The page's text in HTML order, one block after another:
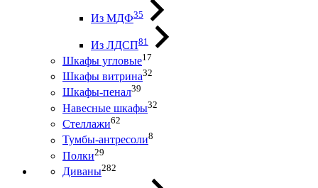
Из МДФ35
Из ЛДСП81
Шкафы угловые17
Шкафы витрина32
Шкафы-пенал39
Навесные шкафы32
Стеллажи62
Тумбы-антресоли8
Полки29
Диваны282